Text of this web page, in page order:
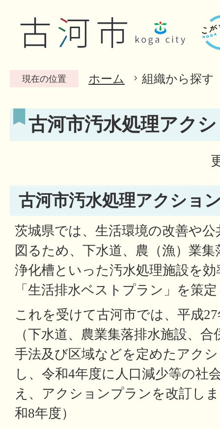
現在の位置 ホーム 組織から探す
古河市汚水処理アク
古河市汚水処理アクショ
茨城県では、生活環境の改善や
図るため、下水道、農（漁）業
浄化槽といった汚水処理施設を
「生活排水ベストプラン」を策
これを受けて古河市では、平成
（下水道、農業集落排水施設、
手法及び区域などを定めたアク
し、令和4年度に人口減少等の社
え、アクションプランを改訂し
和8年度）